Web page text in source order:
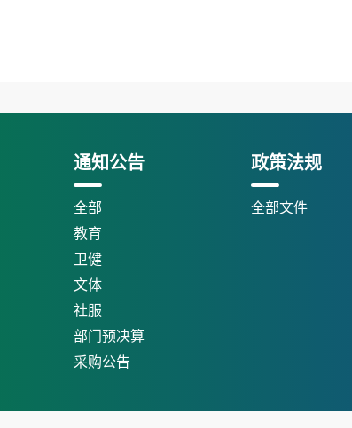
通知公告
全部
教育
卫健
文体
社服
部门预决算
采购公告
政策法规
全部文件